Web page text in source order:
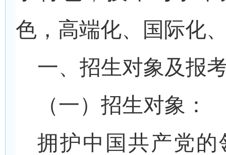
色，高端化、国际化
一、招生对象及报
（一）招生对象：
拥护中国共产党